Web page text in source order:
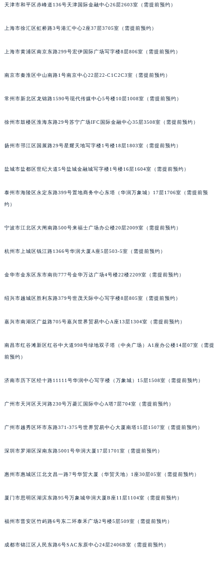
天津市和平区赤峰道136号天津国际金融中心26层2603室（需提前预约）
上海市徐汇区虹桥路3号港汇中心2座37层3705室（需提前预约）
上海市黄浦区南京东路299号宏伊国际广场写字楼8层806室（需提前预约）
南京市秦淮区中山南路1号南京中心22层22-C1C2C3室（需提前预约）
常州市新北区龙锦路1590号现代传媒中心5号楼10层1008室（需提前预约）
徐州市鼓楼区淮海东路29号苏宁广场IFC国际金融中心35层3508室（需提前预约）
扬州市邗江区国展路29号星耀天地写字楼1号楼18层1803室（需提前预约）
盐城市盐都区世纪大道5号盐城金融城写字楼1号楼16层1604室（需提前预约）
泰州市海陵区永定东路399号置地商务中心东塔（华润万象城）17层1706室（需提前预
约）
宁波市江北区大闸南路500号来福士广场办公楼20层2009室（需提前预约）
杭州市上城区钱江路1366号华润大厦A座5层503-5室（需提前预约）
金华市金东区东市南街777号金华万达广场4号楼22楼2209室（需提前预约）
绍兴市越城区胜利东路379号世茂天际中心写字楼8层805室（需提前预约）
嘉兴市南湖区广益路705号嘉兴世界贸易中心A座13层1304室（需提前预约）
南昌市红谷滩新区红谷中大道998号绿地双子塔（中央广场）A1座办公楼14层07室（需提
前预约）
济南市历下区经十路11111号华润中心写字楼（万象城）15层1508室（需提前预约）
广州市天河区天河路230号万菱汇国际中心A塔7层704室（需提前预约）
广州市越秀区环市东路371-375号世界贸易中心大厦南塔15层1507室（需提前预约）
深圳市罗湖区深南东路5001号华润大厦17层1701室（需提前预约）
惠州市惠城区江北文昌一路7号华贸大厦（华贸天地）1座30层05室（需提前预约）
厦门市思明区湖滨东路95号万象城华润大厦B座11层1104室（需提前预约）
福州市晋安区竹屿路6号东二环泰禾广场2号楼5层509室（需提前预约）
成都市锦江区人民东路6号SAC东原中心24层2406B室（需提前预约）